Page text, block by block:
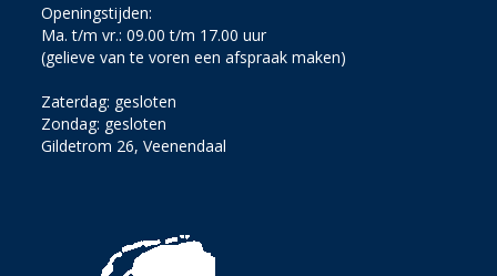
Openingstijden:
Ma. t/m vr.: 09.00 t/m 17.00 uur
(gelieve van te voren een afspraak maken)
Zaterdag: gesloten
Zondag: gesloten
Gildetrom 26, Veenendaal